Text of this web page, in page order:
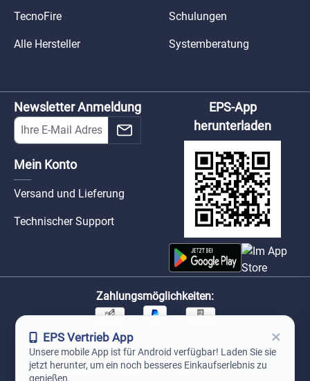
TecnoFire
Alle Hersteller
Schulungen
Systemberatung
Newsletter Anmeldung
Mein Konto
Versand und Lieferung
Technischer Support
EPS-App
herunterladen
Zahlungsmöglichkeiten:
Unsere Versandpartner:
EPS Vertrieb App ×
Unsere mobile App ist für Android verfügbar! Laden Sie sie
jetzt herunter, um ein noch besseres Einkaufserlebnis zu
genießen.